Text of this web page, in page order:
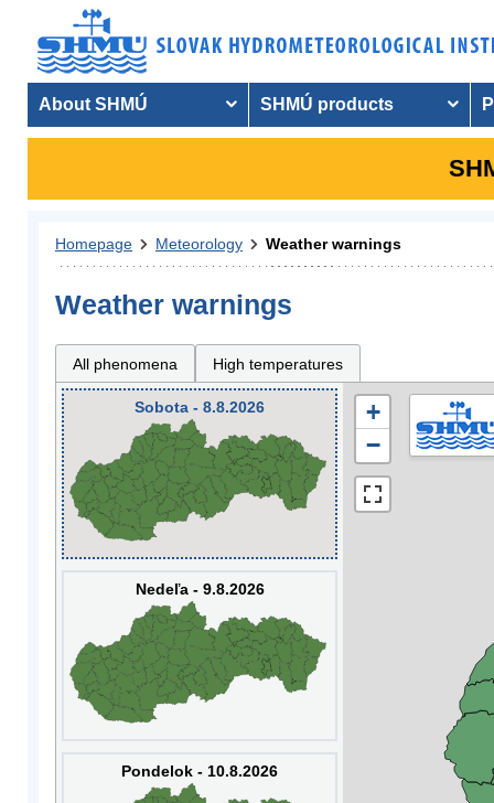
About SHMÚ SHMÚ products
Homepage Meteorology Weather warnings
Weather warnings
All phenomena High temperatures
Sobota - 8.8.2026
Nedeľa - 9.8.2026
Pondelok - 10.8.2026
+
−